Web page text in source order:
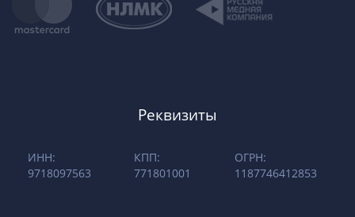
Реквизиты
ИНН:
9718097563
КПП:
771801001
ОГРН:
1187746412853